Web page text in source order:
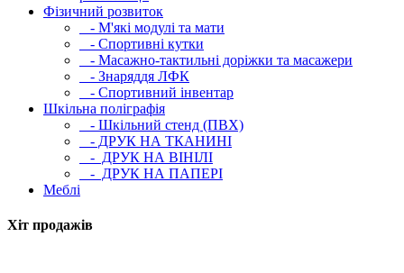
Фізичний розвиток
- М'які модулi та мати
- Спортивні кутки
- Масажно-тактильні доріжки та масажери
- Знаряддя ЛФК
- Спортивний інвентар
Шкільна поліграфія
- Шкільний стенд (ПВХ)
- ДРУК НА ТКАНИНІ
- ДРУК НА ВІНІЛІ
- ДРУК НА ПАПЕРІ
Меблі
Хіт продажів